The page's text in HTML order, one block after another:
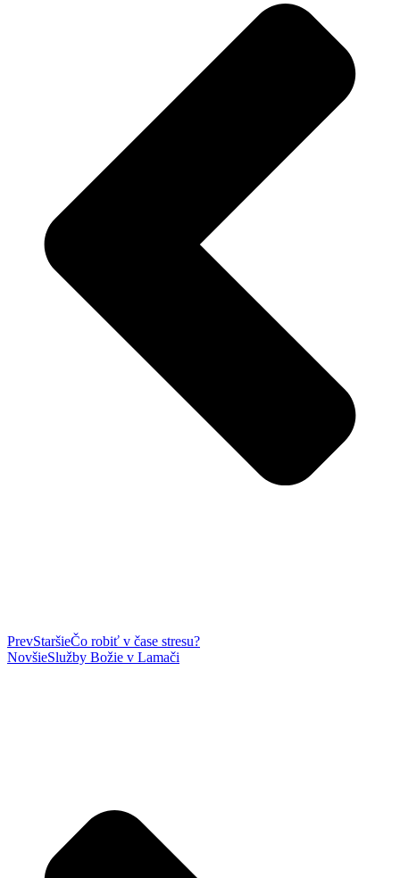
PrevStaršieČo robiť v čase stresu?
NovšieSlužby Božie v Lamači